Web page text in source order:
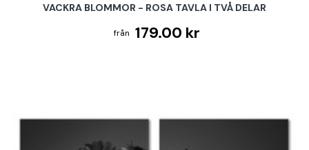
VACKRA BLOMMOR - ROSA TAVLA I TVÅ DELAR
179.00 kr